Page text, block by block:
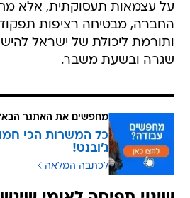
על עצמאות תעסוקתית, אלא
החברה, מבטיחה רציפות
ותורמת ליכולת של ישראל
שגרה ובשעת משבר.
מחפשים את האתגר
כל המשרות הכי
ג'ובנט!
לכתבה המלאה